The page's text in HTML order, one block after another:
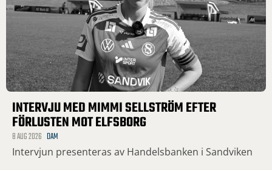
INTERVJU MED MIMMI SELLSTRÖM EFTER
FÖRLUSTEN MOT ELFSBORG
8 AUG 2026 DAM
Intervjun presenteras av Handelsbanken i Sandviken